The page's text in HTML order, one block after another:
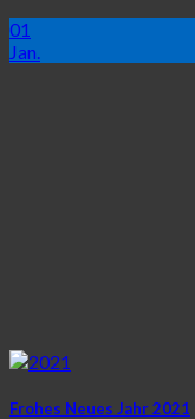
01
Jan.
Frohes Neues Jahr 2021